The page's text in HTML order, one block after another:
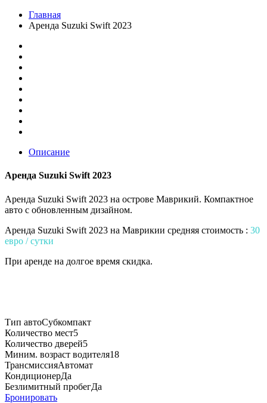
Главная
Аренда Suzuki Swift 2023
Описание
Аренда Suzuki Swift 2023
Аренда Suzuki Swift 2023 на острове Маврикий. Компактное
авто с обновленным дизайном.
Аренда Suzuki Swift 2023 на Маврикии средняя стоимость : 30
евро / сутки
При аренде на долгое время скидка.
Тип автоСубкомпакт
Количество мест5
Количество дверей5
Миним. возраст водителя18
ТрансмиссияАвтомат
КондиционерДа
Безлимитный пробегДа
Бронировать